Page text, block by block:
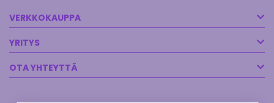
VERKKOKAUPPA
YRITYS
OTA YHTEYTTÄ